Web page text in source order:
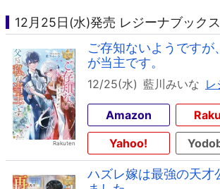
12月25日(水)発売 レジーナブックス
ご存知ないようですが
が当主です。
12/25(水) 藍川みいな レ
Amazon
Yahoo!
ハズレ嫁は最強の天才